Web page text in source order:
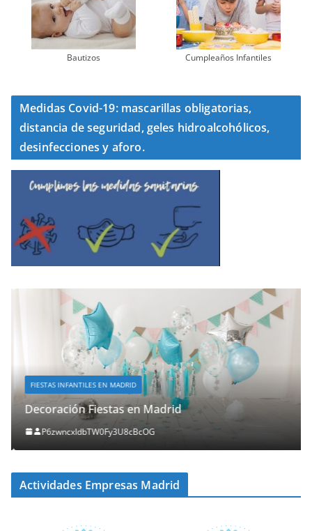
Bautizos Cumpleaños Infantiles
Medidas Covid-19: mascarillas obligatorias,
distancia de seguridad, geles hidroalcohólicos,
desinfecciones y aforo.
FIESTAS INFANTILES EN MADRID
Decoración Fiestas en Madrid
P6zwncxIdbTW0Fy3U8cBcOG
Actividades Empresas Madrid